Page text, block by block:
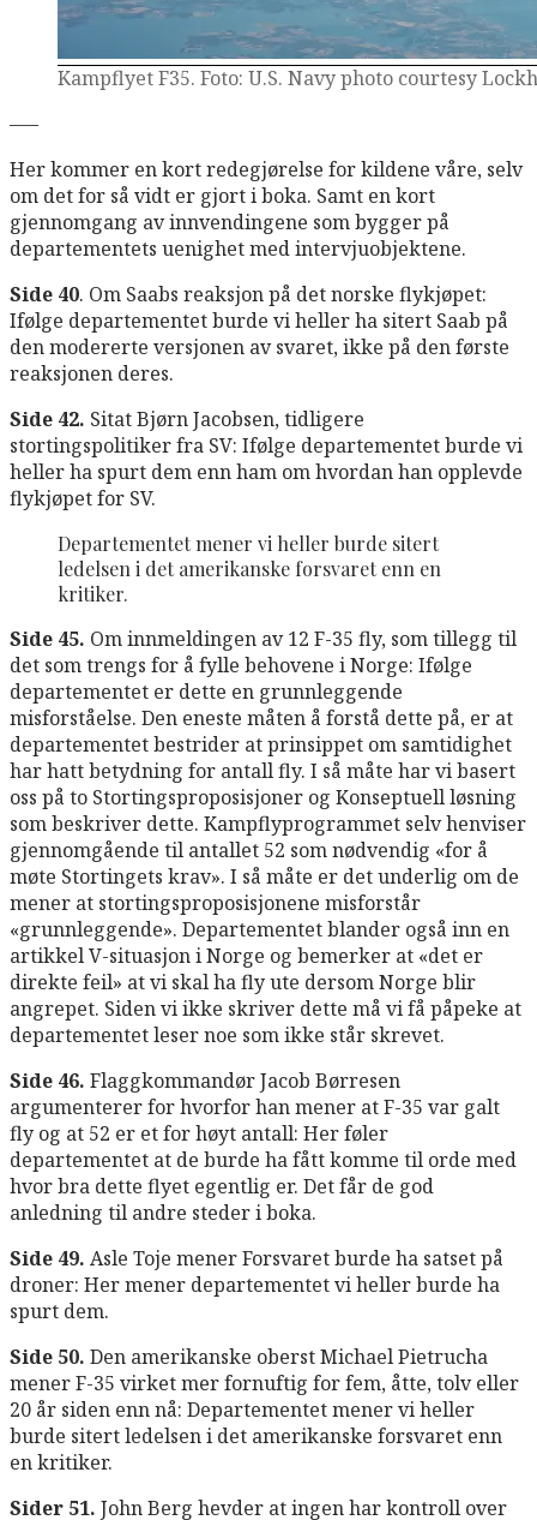
Kampflyet F35. Foto: U.S. Navy photo courtesy
—–
Her kommer en kort redegjørelse for kildene våre, selv
om det for så vidt er gjort i boka. Samt en kort
gjennomgang av innvendingene som bygger på
departementets uenighet med intervjuobjektene.
Side 40. Om Saabs reaksjon på det norske flykjøpet:
Ifølge departementet burde vi heller ha sitert Saab på
den modererte versjonen av svaret, ikke på den første
reaksjonen deres.
Side 42. Sitat Bjørn Jacobsen, tidligere
stortingspolitiker fra SV: Ifølge departementet burde vi
heller ha spurt dem enn ham om hvordan han opplevde
flykjøpet for SV.
Departementet mener vi heller burde sitert
ledelsen i det amerikanske forsvaret enn en
kritiker.
Side 45. Om innmeldingen av 12 F-35 fly, som tillegg til
det som trengs for å fylle behovene i Norge: Ifølge
departementet er dette en grunnleggende
misforståelse. Den eneste måten å forstå dette på, er at
departementet bestrider at prinsippet om samtidighet
har hatt betydning for antall fly. I så måte har vi basert
oss på to Stortingsproposisjoner og Konseptuell løsning
som beskriver dette. Kampflyprogrammet selv henviser
gjennomgående til antallet 52 som nødvendig «for å
møte Stortingets krav». I så måte er det underlig om de
mener at stortingsproposisjonene misforstår
«grunnleggende». Departementet blander også inn en
artikkel V-situasjon i Norge og bemerker at «det er
direkte feil» at vi skal ha fly ute dersom Norge blir
angrepet. Siden vi ikke skriver dette må vi få påpeke at
departementet leser noe som ikke står skrevet.
Side 46. Flaggkommandør Jacob Børresen
argumenterer for hvorfor han mener at F-35 var galt
fly og at 52 er et for høyt antall: Her føler
departementet at de burde ha fått komme til orde med
hvor bra dette flyet egentlig er. Det får de god
anledning til andre steder i boka.
Side 49. Asle Toje mener Forsvaret burde ha satset på
droner: Her mener departementet vi heller burde ha
spurt dem.
Side 50. Den amerikanske oberst Michael Pietrucha
mener F-35 virket mer fornuftig for fem, åtte, tolv eller
20 år siden enn nå: Departementet mener vi heller
burde sitert ledelsen i det amerikanske forsvaret enn
en kritiker.
Sider 51. John Berg hevder at ingen har kontroll over